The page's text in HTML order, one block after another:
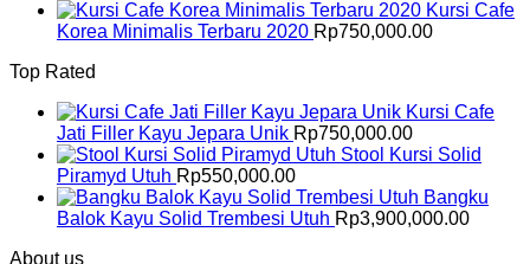
Kursi Cafe
Korea Minimalis Terbaru 2020 Rp750,000.00
Top Rated
Kursi Cafe
Jati Filler Kayu Jepara Unik Rp750,000.00
Stool Kursi Solid
Piramyd Utuh Rp550,000.00
Bangku
Balok Kayu Solid Trembesi Utuh Rp3,900,000.00
About us